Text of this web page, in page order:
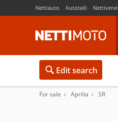
Nettiauto Autotalli Nettivene
Edit search
For sale Aprilia SR